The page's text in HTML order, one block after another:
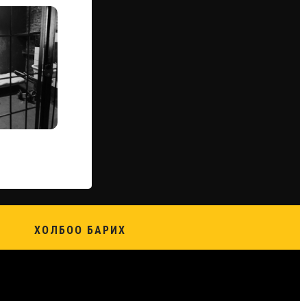
ХОЛБОО БАРИХ